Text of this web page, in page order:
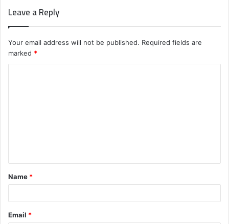
Leave a Reply
Your email address will not be published. Required fields are
marked *
t
*
Name *
Email *